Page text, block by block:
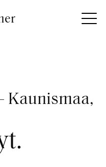
Kaunismaa,